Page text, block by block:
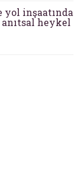
inşaatında
heykel